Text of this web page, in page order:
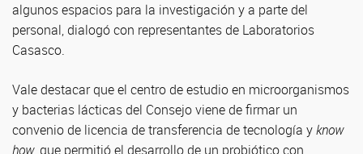
algunos espacios para la investigación y a parte del
personal, dialogó con representantes de Laboratorios
Casasco.
Vale destacar que el centro de estudio en microorganismos
y bacterias lácticas del Consejo viene de firmar un
convenio de licencia de transferencia de tecnología yknow
how, que permitió el desarrollo de un probiótico con